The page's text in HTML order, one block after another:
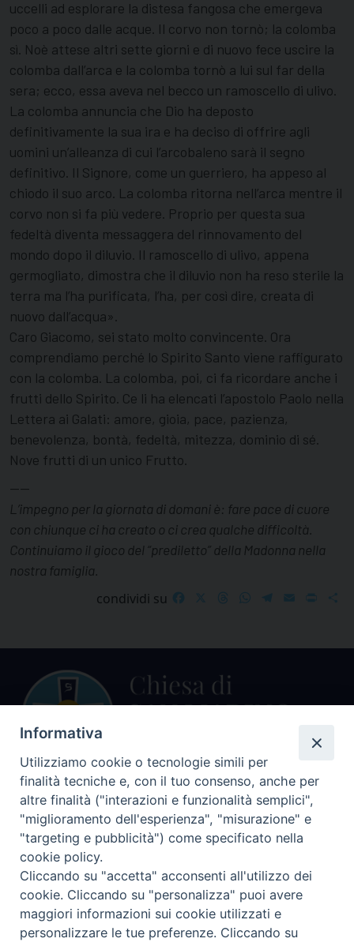
uccelli ad esplorare la distesa fangosa che emergeva
poco a poco dalle acque. Il corvo non tornò; la colomba
sì. Noè attese altri sette giorni e di nuovo fece uscire la
colomba dall’arca e la colomba tornò a lui sul far della
sera; ecco, essa aveva nel becco un ramoscello di ulivo.
La colomba annuncia che Dio ha deposto
definitivamente la sua ira e ha deciso di offrire agli
uomini un’alleanza di cui l’arcobaleno sarà il segno
definitivo. Il Signore, come un guerriero, ha appeso al
chiodo il suo arco. La colomba ritorna nell’arca mentre il
corvo non si fa più vedere. Proprio per questa sua
fedeltà diventa messaggera del rinnovamento del
mondo dopo il diluvio. Il ramoscello di ulivo, appena
germogliato, dimostra che il diluvio non ha reso sterile la
terra ma l’ha purificata, l’ha, per così dire, creata di
nuovo dall’acqua».
Caro Giacomo, sei stato molto convincente. Ora
comprendiamo perché lo Spirito Santo viene raffigurato
con la colomba. La colomba, poi, ci fa ricordare anche i
frutti dello Spirito. Ce li ha elencati l’apostolo Paolo nella
Lettera ai Galati: amore, gioia, pace, pazienza,
benevolenza, bontà, fedeltà, mitezza, dominio di sé.
Nove frutti di un unico Frutto.
——
L’impegno per la giornata di domani è: fare pace di cuore
con chiunque ci ha creato o ci crea qualche difficoltà.
Continuiamo il gioco del “prediletto” della Madonna nella
nostra famiglia.
condividi su
FacebookThreadsWhatsApp
Telegram
EmailPrint
Centralino Curia Vescovile
0541 913711
Indirizzo
47864 PENNABILLI (RN)
Seguici su
Facebook
Instagram
LinkedIn
X YouTube
Feed
Informativa
Utilizziamo cookie o tecnologie simili per
finalità tecniche e, con il tuo consenso, anche per
altre finalità ("interazioni e funzionalità semplici",
"miglioramento dell'esperienza", "misurazione" e
"targeting e pubblicità") come specificato nella
cookie policy.
Cliccando su "accetta" acconsenti all'utilizzo dei
cookie. Cliccando su "personalizza" puoi avere
maggiori informazioni sui cookie utilizzati e
personalizzare le tue preferenze. Cliccando su